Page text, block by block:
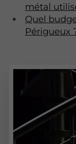
métal
Quel
Périgueux